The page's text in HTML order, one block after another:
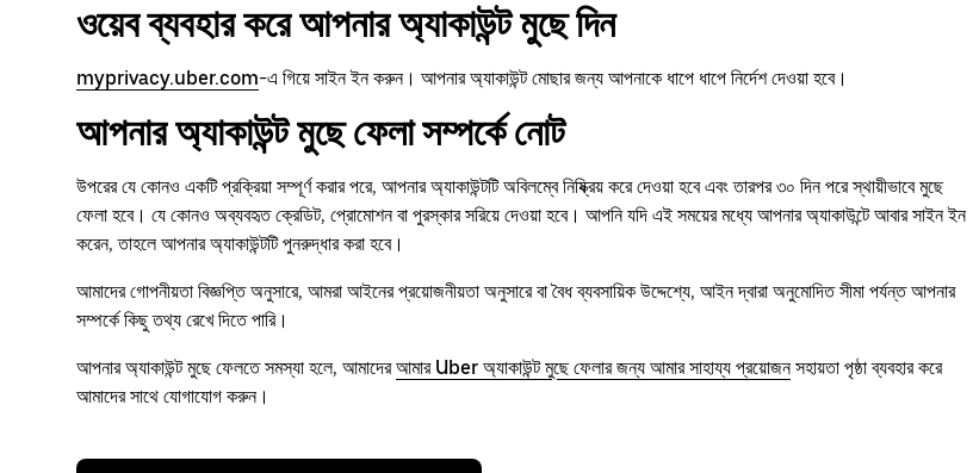
ওয়েব ব্যবহার করে আপনার অ্যাকাউন্ট মুছে দিন
myprivacy.uber.com-এ গিয়ে সাইন ইন করুন। আপনার অ্যাকাউন্ট মোছার জন্য আপনাকে ধাপে ধাপে নির্দেশ দেওয়া হবে।
আপনার অ্যাকাউন্ট মুছে ফেলা সম্পর্কে নোট
উপরের যে কোনও একটি প্রক্রিয়া সম্পূর্ণ করার পরে, আপনার অ্যাকাউন্টটি অবিলম্বে নিষ্ক্রিয় করে দেওয়া হবে এবং তারপর ৩০ দিন পরে স্থায়ীভাবে মুছে
ফেলা হবে। যে কোনও অব্যবহৃত ক্রেডিট, প্রোমোশন বা পুরস্কার সরিয়ে দেওয়া হবে। আপনি যদি এই সময়ের মধ্যে আপনার অ্যাকাউন্টে আবার সাইন ইন
করেন, তাহলে আপনার অ্যাকাউন্টটি পুনরুদ্ধার করা হবে।
আমাদের গোপনীয়তা বিজ্ঞপ্তি অনুসারে, আমরা আইনের প্রয়োজনীয়তা অনুসারে বা বৈধ ব্যবসায়িক উদ্দেশ্যে, আইন দ্বারা অনুমোদিত সীমা পর্যন্ত আপনার
সম্পর্কে কিছু তথ্য রেখে দিতে পারি।
আপনার অ্যাকাউন্ট মুছে ফেলতে সমস্যা হলে, আমাদেরআমার Uber অ্যাকাউন্ট মুছে ফেলার জন্য আমার সাহায্য প্রয়োজনসহায়তা পৃষ্ঠা ব্যবহার করে
আমাদের সাথে যোগাযোগ করুন।